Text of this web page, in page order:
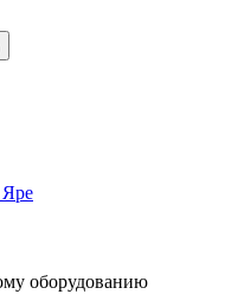
Яре
оборудованию